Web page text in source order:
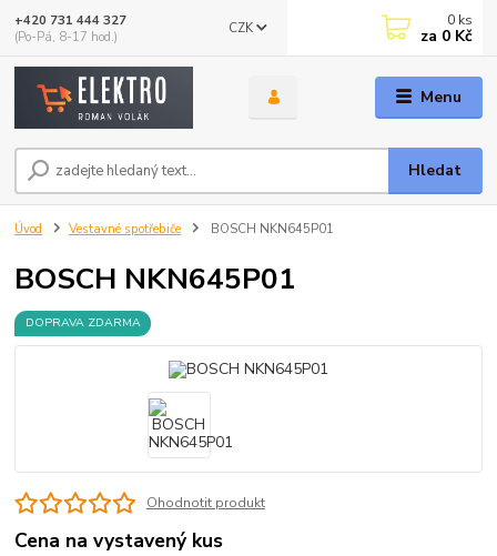
Menu
CZK
Hledat
+420 731 444 327
(Po-Pá, 8-17 hod.)
0 ks
za 0 Kč
Úvod Vestavné spotřebiče BOSCH NKN645P01
BOSCH NKN645P01
DOPRAVA ZDARMA
Ohodnotit produkt
Cena na vystavený kus